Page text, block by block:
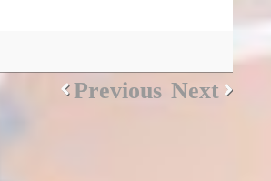
Previous Next